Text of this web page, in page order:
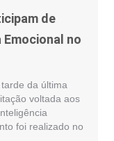
de
no
da última
voltada aos
foi realizado no